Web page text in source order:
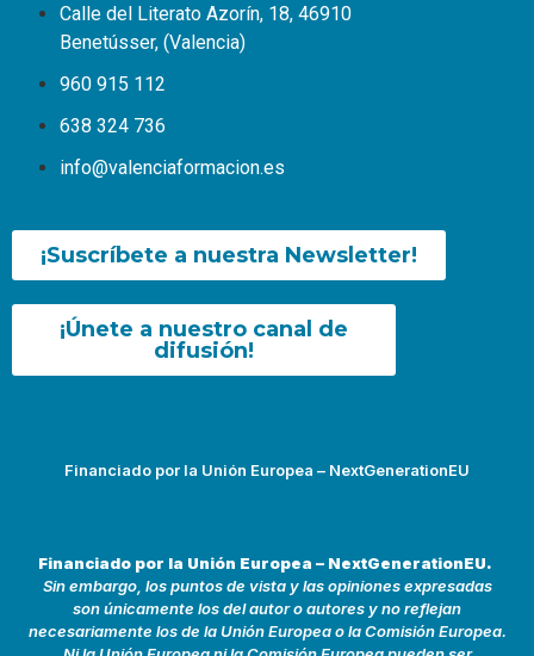
Calle del Literato Azorín, 18, 46910
Benetússer, (Valencia)
960 915 112
638 324 736
info@valenciaformacion.es
¡Suscríbete a nuestra Newsletter!
¡Únete a nuestro canal de
difusión!
Financiado por la Unión Europea – NextGenerationEU
Financiado por la Unión Europea – NextGenerationEU.
Sin embargo, los puntos de vista y las opiniones expresadas
son únicamente los del autor o autores y no reflejan
necesariamente los de la Unión Europea o la Comisión Europea.